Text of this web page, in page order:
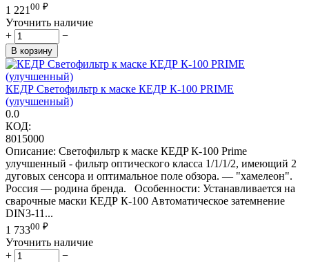
1 221 00 ₽
Уточнить наличие
+
−
В корзину
КЕДР Светофильтр к маске КЕДР К-100 PRIME
(улучшенный)
0.0
КОД:
8015000
Описание: Светофильтр к маске КЕДP К-100 Prime
улучшенный - фильтр оптического класса 1/1/1/2, имеющий 2
дуговых сенсора и оптимальное поле обзора. — "хамелеон".
Россия — родина бренда. Особенности: Устанавливается на
сварочные маски КЕДР К-100 Автоматическое затемнение
DIN3-11...
1 73300 ₽
Уточнить наличие
+
−